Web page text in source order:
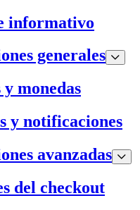
informativo
generales
monedas
y notificaciones
avanzadas
del checkout